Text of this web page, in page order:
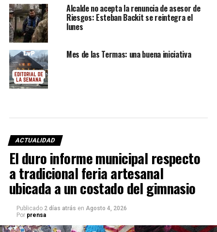
Alcalde no acepta la renuncia de asesor de
Riesgos: Esteban Backit se reintegra el
lunes
Mes de las Termas: una buena iniciativa
ACTUALIDAD
El duro informe municipal respecto
a tradicional feria artesanal
ubicada a un costado del gimnasio
Publicado 2 días atrás en Agosto 4, 2026
Por prensa